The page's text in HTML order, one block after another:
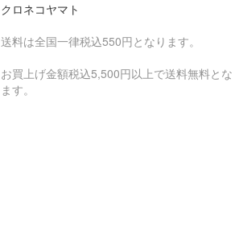
クロネコヤマト
送料は全国一律税込550円となります。
お買上げ金額税込5,500円以上で送料無料と
ます。